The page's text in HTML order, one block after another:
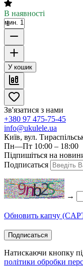
В наявності
мин. 1
У кошик
Зв'язатися з нами
+380 97 475-75-45
info@ukulele.ua
Київ, вул.
Пн—Пт 10:00 – 18:00
Підпишіться на
Подписаться
→
Обновить капчу
Подписаться
Натискаючи кнопку
політики обробки